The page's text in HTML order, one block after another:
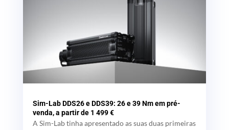
Sim-Lab DDS26 e DDS39: 26 e 39 Nm em pré-
venda, a partir de 1 499 €
A Sim-Lab tinha apresentado as suas duas primeiras